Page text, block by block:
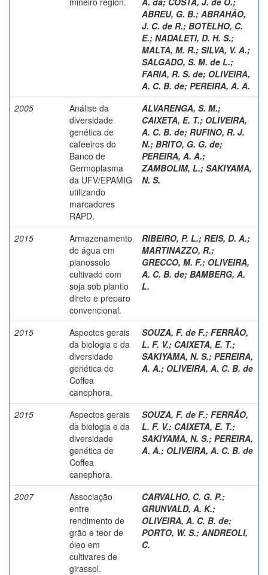
ABREU, G. B.; ABRAHÃO,
J. C. de R.; BOTELHO, C.
E.; NADALETI, D. H. S.;
MALTA, M. R.; SILVA, V. A.;
SALGADO, S. M. de L.;
FARIA, R. S. de; OLIVEIRA,
A. C. B. de; PEREIRA, A. A.
2005
Análise da
diversidade
genética de
cafeeiros do
Banco de
Germoplasma
da UFV/EPAMIG
utilizando
marcadores
RAPD.
ALVARENGA, S. M.;
CAIXETA, E. T.; OLIVEIRA,
A. C. B. de; RUFINO, R. J.
N.; BRITO, G. G. de;
PEREIRA, A. A.;
ZAMBOLIM, L.; SAKIYAMA,
N. S.
2015
Armazenamento
de água em
planossolo
cultivado com
soja sob plantio
direto e preparo
convencional.
RIBEIRO, P. L.; REIS, D. A.;
MARTINAZZO, R.;
GRECCO, M. F.; OLIVEIRA,
A. C. B. de; BAMBERG, A.
L.
2015
Aspectos gerais
da biologia e da
diversidade
genética de
Coffea
canephora.
SOUZA, F. de F.; FERRÃO,
L. F. V.; CAIXETA, E. T.;
SAKIYAMA, N. S.; PEREIRA,
A. A.; OLIVEIRA, A. C. B. de
2015
Aspectos gerais
da biologia e da
diversidade
genética de
Coffea
canephora.
SOUZA, F. de F.; FERRÃO,
L. F. V.; CAIXETA, E. T.;
SAKIYAMA, N. S.; PEREIRA,
A. A.; OLIVEIRA, A. C. B. de
2007
Associação
entre
rendimento de
grão e teor de
óleo em
cultivares de
girassol.
CARVALHO, C. G. P.;
GRUNVALD, A. K.;
OLIVEIRA, A. C. B. de;
PORTO, W. S.; ANDREOLI,
C.